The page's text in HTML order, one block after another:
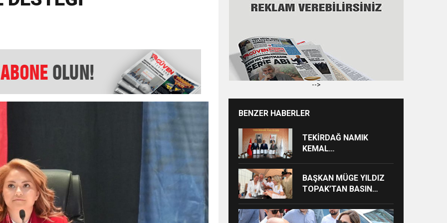
BASININ BAYRAMI DEĞİL, MÜCADELE GÜNÜDÜR”
İKİ İLÇEYE İKİ YENİ BAŞKAN ATANDI
-->
BENZER HABERLER
TEKİRDAĞ NAMIK
KEMAL
HİZMET
BAŞKAN MÜGE YILDIZ
TOPAK’TAN BASIN
BULUŞMASI